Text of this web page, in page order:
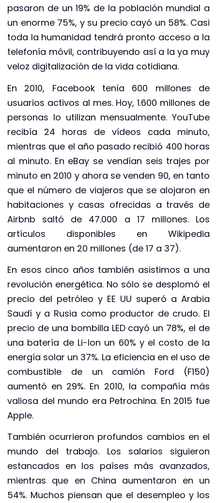
pasaron de un 19% de la población mundial a
un enorme 75%, y su precio cayó un 58%. Casi
toda la humanidad tendrá pronto acceso a la
telefonía móvil, contribuyendo así a la ya muy
veloz digitalización de la vida cotidiana.
En 2010, Facebook tenía 600 millones de
usuarios activos al mes. Hoy, 1.600 millones de
personas lo utilizan mensualmente. YouTube
recibía 24 horas de vídeos cada minuto,
mientras que el año pasado recibió 400 horas
al minuto. En eBay se vendían seis trajes por
minuto en 2010 y ahora se venden 90, en tanto
que el número de viajeros que se alojaron en
habitaciones y casas ofrecidas a través de
Airbnb saltó de 47.000 a 17 millones. Los
artículos disponibles en Wikipedia
aumentaron en 20 millones (de 17 a 37).
En esos cinco años también asistimos a una
revolución energética. No sólo se desplomó el
precio del petróleo y EE UU superó a Arabia
Saudí y a Rusia como productor de crudo. El
precio de una bombilla LED cayó un 78%, el de
una batería de Li-Ion un 60% y el costo de la
energía solar un 37%. La eficiencia en el uso de
combustible de un camión Ford (F150)
aumentó en 29%. En 2010, la compañía más
valiosa del mundo era Petrochina. En 2015 fue
Apple.
También ocurrieron profundos cambios en el
mundo del trabajo. Los salarios siguieron
estancados en los países más avanzados,
mientras que en China aumentaron en un
54%. Muchos piensan que el desempleo y los